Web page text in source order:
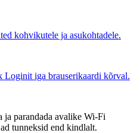
kohvikutele ja asukohtadele.
Loginit iga brauserikaardi kõrval.
ja parandada avalike Wi-Fi
tunneksid end kindlalt.